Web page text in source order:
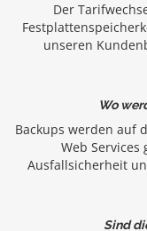
Der
unseren
Wo
Backups werden auf
Web
Ausfallsicherheit
Sind